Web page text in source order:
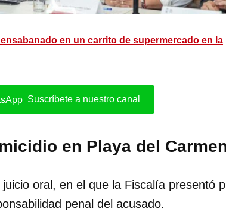
en un carrito de supermercado en la
Suscríbete a nuestro canal
en Playa del
oral, en el que la Fiscalía presentó
penal del acusado.